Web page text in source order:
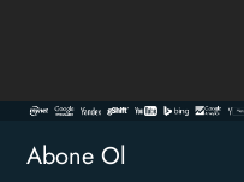
Abone Ol